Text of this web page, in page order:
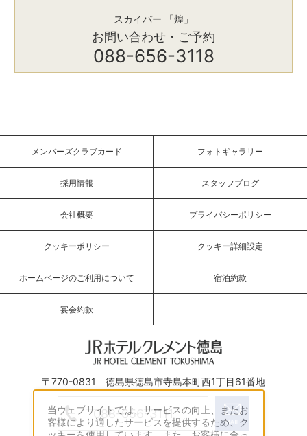
スカイバー 「煌」
お問い合わせ・ご予約
088-656-3118
メンバーズクラブカード フォトギャラリー
採用情報 スタッフブログ
会社概要 プライバシーポリシー
クッキーポリシー クッキー詳細設定
ホームページのご利用について 宿泊約款
宴会約款
JRホテルクレメント徳島
〒770-0831 徳島県徳島市寺島本町西1丁目61番地
088-656-3111
当ウェブサイトでは、サービスの向上、またお
客様により適したサービスを提供するため、ク